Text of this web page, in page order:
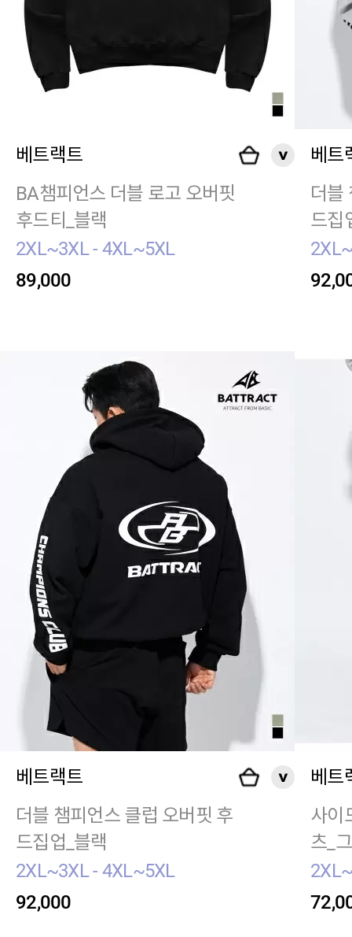
베트랙트
BA챔피언스 더블 로고 오버핏
후드티_블랙
2XL~3XL - 4XL~5XL
89,000
베트
더블
드집
베트랙트
더블 챔피언스 클럽 오버핏 후
드집업_블랙
2XL~3XL - 4XL~5XL
92,000
베트
사이
츠_